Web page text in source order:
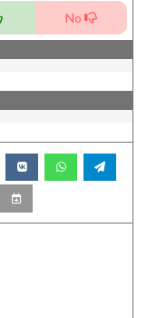
No